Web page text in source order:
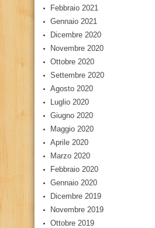
Febbraio 2021
Gennaio 2021
Dicembre 2020
Novembre 2020
Ottobre 2020
Settembre 2020
Agosto 2020
Luglio 2020
Giugno 2020
Maggio 2020
Aprile 2020
Marzo 2020
Febbraio 2020
Gennaio 2020
Dicembre 2019
Novembre 2019
Ottobre 2019